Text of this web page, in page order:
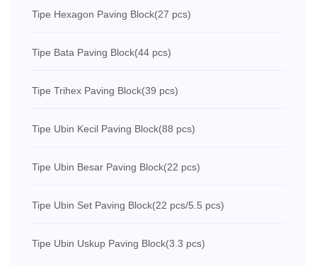
Tipe Hexagon Paving Block(27 pcs)
Tipe Bata Paving Block(44 pcs)
Tipe Trihex Paving Block(39 pcs)
Tipe Ubin Kecil Paving Block(88 pcs)
Tipe Ubin Besar Paving Block(22 pcs)
Tipe Ubin Set Paving Block(22 pcs/5.5 pcs)
Tipe Ubin Uskup Paving Block(3.3 pcs)